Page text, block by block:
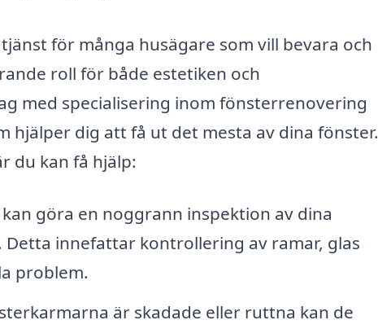
för många husägare som vill bevara och
roll för både estetiken och
med specialisering inom fönsterrenovering
hjälper dig att få ut det mesta av dina fönster.
du kan få hjälp:
göra en noggrann inspektion av dina
innefattar kontrollering av ramar, glas
problem.
är skadade eller ruttna kan de